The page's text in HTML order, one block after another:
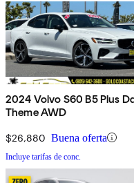
2024 Volvo S60 B5 Plus
Theme AWD
$26,880 Buena oferta
Incluye tarifas de conc.